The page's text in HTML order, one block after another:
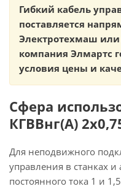
Гибкий кабель
поставляется
Электротехмаш или
компания Элмартс
условия цены и
Сфера
КГВВнг(А)
Для неподвижного
управления в станках
постоянного тока 1 и